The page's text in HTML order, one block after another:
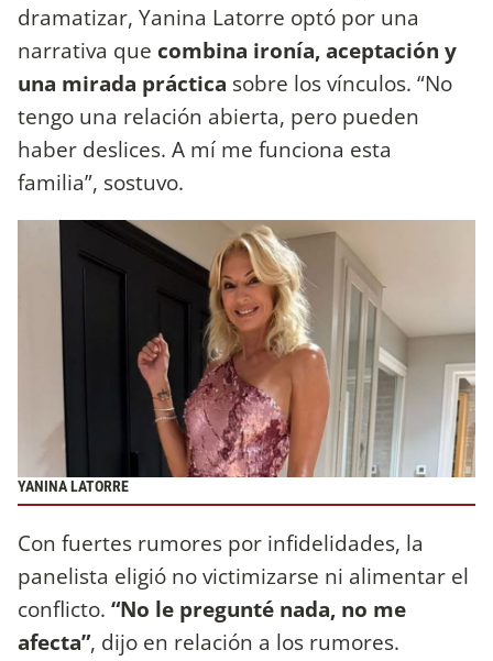
dramatizar, Yanina Latorre optó por una
narrativa que combina ironía, aceptación y
una mirada práctica sobre los vínculos. “No
tengo una relación abierta, pero pueden
haber deslices. A mí me funciona esta
familia”, sostuvo.
YANINA LATORRE
Con fuertes rumores por infidelidades, la
panelista eligió no victimizarse ni alimentar el
conflicto. “No le pregunté nada, no me
afecta”, dijo en relación a los rumores.